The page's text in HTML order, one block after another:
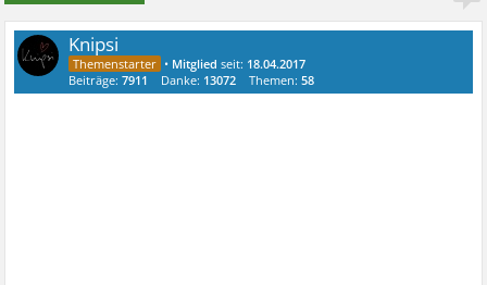
Knipsi
• Mitglied seit: 18.04.2017
Beiträge:7911 Danke: 13072 Themen:58